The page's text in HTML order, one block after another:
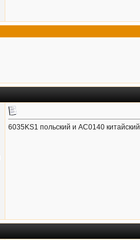
6035KS1 польский и AC0140